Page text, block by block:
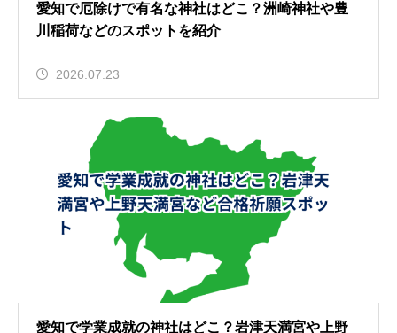
愛知で厄除けで有名な神社はどこ？洲崎神社や豊
川稲荷などのスポットを紹介
2026.07.23
愛知で学業成就の神社はどこ？岩津天満宮や上野